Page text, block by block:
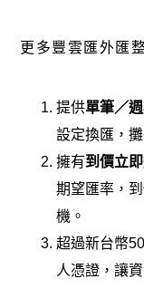
更多豐雲匯外匯
提供單筆／
設定換匯，
擁有到價立
期望匯率，
機。
超過新台幣
人憑證，讓